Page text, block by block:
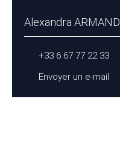
Alexandra ARMAND
+33 6 67 77 22 33
Envoyer un e-mail